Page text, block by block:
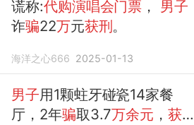
谎称:代购演唱会门票 ， 男子
诈骗22万元获刑。
海洋之心666 2025-01-13
男子用1颗蛀牙碰瓷14家餐
厅，2年骗取3.7万余元 ， 获刑